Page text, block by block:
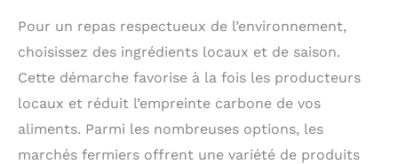
Pour un repas respectueux de l’environnement,
choisissez des ingrédients locaux et de saison.
Cette démarche favorise à la fois les producteurs
locaux et réduit l’empreinte carbone de vos
aliments. Parmi les nombreuses options, les
marchés fermiers offrent une variété de produits